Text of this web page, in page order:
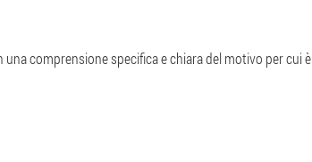
comprensione specifica e chiara del motivo per cui è